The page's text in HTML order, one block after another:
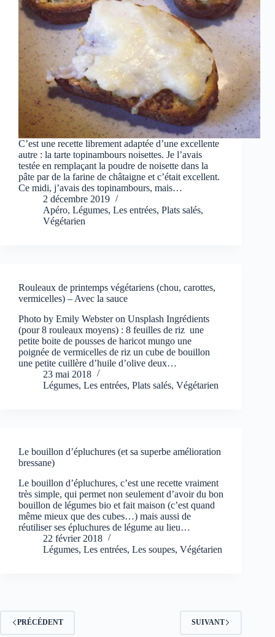
C’est une recette librement adaptée d’une excellente
autre : la tarte topinambours noisettes. Je l’avais
testée en remplaçant la poudre de noisette dans la
pâte par de la farine de châtaigne et c’était excellent.
Ce midi, j’avais des topinambours, mais…
2 décembre 2019
Apéro, Légumes, Les entrées, Plats salés,
Végétarien
Rouleaux de printemps végétariens (chou, carottes,
vermicelles) – Avec la sauce
Photo by Emily Webster on Unsplash Ingrédients
(pour 8 rouleaux moyens) : 8 feuilles de riz une
petite boite de pousses de haricot mungo une
poignée de vermicelles de riz un cube de bouillon
une petite cuillère d’huile d’olive deux…
23 mai 2018
Légumes, Les entrées, Plats salés, Végétarien
Le bouillon d’épluchures (et sa superbe amélioration
bressane)
Le bouillon d’épluchures, c’est une recette vraiment
très simple, qui permet non seulement d’avoir du bon
bouillon de légumes bio et fait maison (c’est quand
même mieux que des cubes…) mais aussi de
réutiliser ses épluchures de légume au lieu…
22 février 2018
Légumes, Les entrées, Les soupes, Végétarien
PRÉCÉDENT SUIVANT